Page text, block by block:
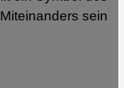
Miteinanders sein.